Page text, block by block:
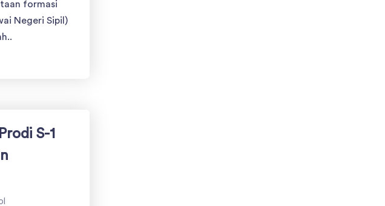
formasi
Negeri Sipil)
S-1